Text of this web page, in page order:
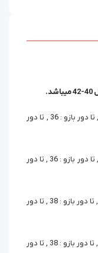
سایز 2 : تا دور سینه : 100 , تا دور شکم : 104 , تا دور بازو : 36 , تا دور
سایز 3 : تا دور سینه : 104 , تا دور شکم : 106 , تا دور بازو : 36 , تا دور
سایز 4 : تا دور سینه : 108 , تا دور شکم :-110 , تا دور بازو : 38 , تا دور
سایز 5 : تا دور سینه : 112 , تا دور شکم : 114 , تا دور بازو : 38 , تا دور